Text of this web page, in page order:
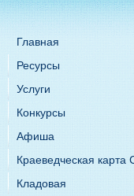
Главная
Ресурсы
Услуги
Конкурсы
Афиша
Краеведческая карта
Кладовая